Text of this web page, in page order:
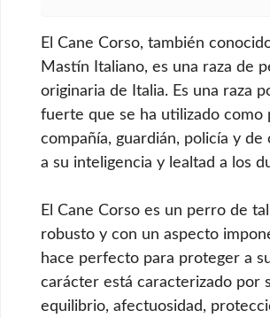
El Cane Corso, también
Mastín Italiano, es una raza de
originaria de Italia. Es una raza
fuerte que se ha utilizado como
compañía, guardián, policía y de
a su inteligencia y lealtad a los
El Cane Corso es un perro de
robusto y con un aspecto
hace perfecto para proteger a
carácter está caracterizado por
equilibrio, afectuosidad,